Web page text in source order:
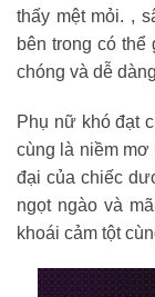
thấy mệt mỏi. ,
bên trong có
chóng và dễ
Phụ nữ khó đạt
cùng là niềm
đại của chiếc
ngọt ngào và
khoái cảm tột